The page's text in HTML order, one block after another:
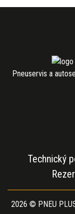
Pneuservis a
Technický
2026 © PNEU